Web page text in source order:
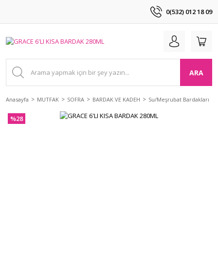
0(532) 012 18 09
ARA
Anasayfa MUTFAK SOFRA BARDAK VE KADEH Su/Meşrubat Bardakları
%28